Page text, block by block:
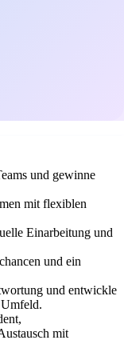
und gewinne
mit flexiblen
Einarbeitung und
und ein
und entwickle
mit